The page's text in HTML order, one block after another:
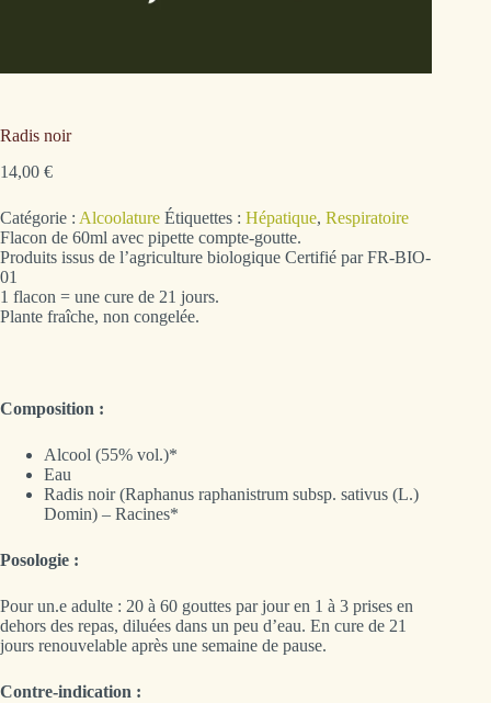
Radis noir
14,00 €
Catégorie : Alcoolature Étiquettes : Hépatique, Respiratoire
Flacon de 60ml avec pipette compte-goutte.
Produits issus de l’agriculture biologique Certifié par FR-BIO-
01
1 flacon = une cure de 21 jours.
Plante fraîche, non congelée.
Composition :
Alcool (55% vol.)*
Eau
Radis noir (Raphanus raphanistrum subsp. sativus (L.)
Domin) – Racines*
Posologie :
Pour un.e adulte : 20 à 60 gouttes par jour en 1 à 3 prises en
dehors des repas, diluées dans un peu d’eau. En cure de 21
jours renouvelable après une semaine de pause.
Contre-indication :